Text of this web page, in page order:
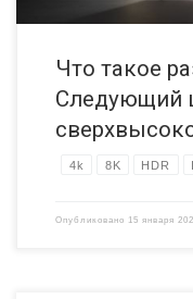
Что такое
Следующий
4k 8K HDR
Опубликовано 15 января